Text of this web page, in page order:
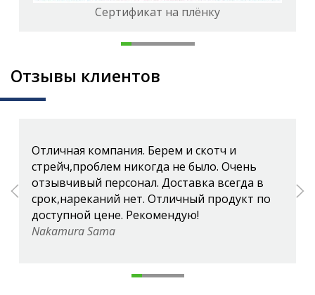
Сертификат на плёнку
Отзывы клиентов
Отличная компания. Берем и скотч и
стрейч,проблем никогда не было. Очень
отзывчивый персонал. Доставка всегда в
срок,нареканий нет. Отличный продукт по
доступной цене. Рекомендую!
Nakamura Sama